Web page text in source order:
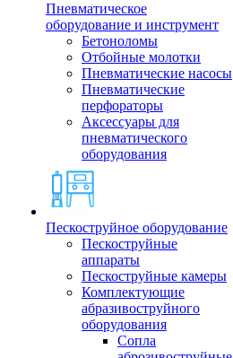
Пневматическое
оборудование и инструмент
Бетоноломы
Отбойные молотки
Пневматические насосы
Пневматические
перфораторы
Аксессуары для
пневматического
оборудования
Пескоструйное оборудование
Пескоструйные
аппараты
Пескоструйные камеры
Комплектующие
абразивоструйного
оборудования
Сопла